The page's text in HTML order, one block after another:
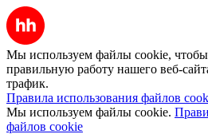
Мы используем файлы cookie, чтобы
правильную работу нашего веб-
трафик.
Правила использования файлов
Мы используем файлы cookie.
файлов cookie